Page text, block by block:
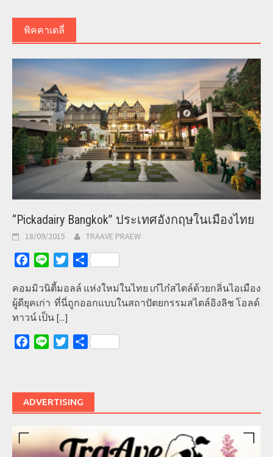
พิคคาเดลี่
“Pickadairy Bangkok” ประเทศอังกฤษในเมืองไทย
18/09/2015 TRAAVE PRAEW
Facebook
Line TwitterShare
คอมมิวนิตี้มอลล์ แห่งใหม่ในไทย เก๋ไก๋สไตล์ด้วยกลิ่นไอเมือง
ผู้ดียุคเก่า ที่นี่ถูกออกแบบในสถาปัตยกรรมสไตล์อิงลิช โอลด์
ทาวน์ เป็น [...]
Facebook
Line TwitterShare
ADVERTISING